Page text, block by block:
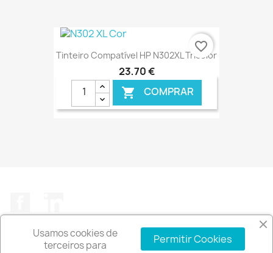
Tinteiro Compatível HP N302XL Tricolor
23,70 €
 COMPRAR
favorite_border
Usamos cookies de
terceiros para
Permitir Cookies